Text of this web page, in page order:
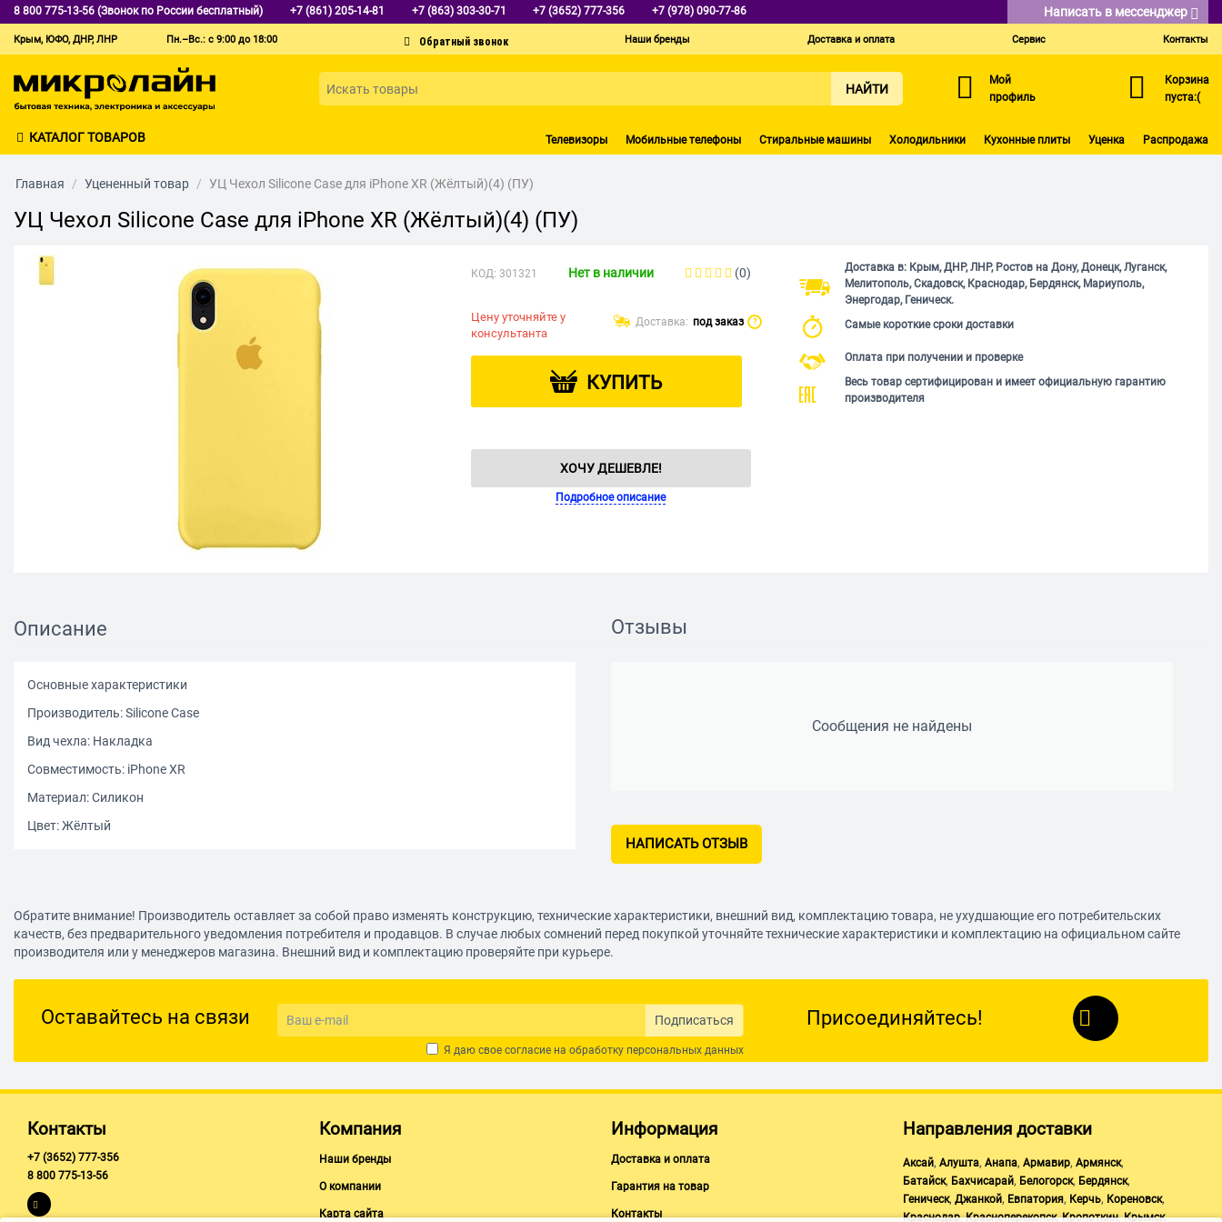
8 800 775-13-56 (Звонок по России бесплатный) +7 (861) 205-14-81 +7 (863) 303-30-71 +7 (3652) 777-356 +7 (978) 090-77-86 Написать в мессенджер
Крым, ЮФО, ДНР, ЛНР Пн.–Вс.: с 9:00 до 18:00 Наши бренды Доставка и оплата Сервис Контакты
НАЙТИ
Мой
профиль
Корзина
пуста:(
КАТАЛОГ ТОВАРОВ Телевизоры Мобильные телефоны Стиральные машины Холодильники Кухонные плиты Уценка Распродажа
Главная / Уцененный товар / УЦ Чехол Silicone Case для iPhone XR (Жёлтый)(4) (ПУ)
УЦ Чехол Silicone Case для iPhone XR (Жёлтый)(4) (ПУ)
КОД: 301321 Нет в наличии (0)
Цену уточняйте у
консультанта
Доставка: под заказ ?
КУПИТЬ
ХОЧУ ДЕШЕВЛЕ!
Подробное описание
Доставка в: Крым, ДНР, ЛНР, Ростов на Дону, Донецк, Луганск,
Мелитополь, Скадовск, Краснодар, Бердянск, Мариуполь,
Энергодар, Геническ.
Самые короткие сроки доставки
Оплата при получении и проверке
Весь товар сертифицирован и имеет официальную гарантию
производителя
Описание
Основные характеристики
Производитель: Silicone Сase
Вид чехла: Накладка
Совместимость: iPhone XR
Материал: Силикон
Цвет: Жёлтый
Отзывы
Сообщения не найдены
НАПИСАТЬ ОТЗЫВ
Обратите внимание! Производитель оставляет за собой право изменять конструкцию, технические характеристики, внешний вид, комплектацию товара, не ухудшающие его потребительских
качеств, без предварительного уведомления потребителя и продавцов. В случае любых сомнений перед покупкой уточняйте технические характеристики и комплектацию на официальном сайте
производителя или у менеджеров магазина. Внешний вид и комплектацию проверяйте при курьере.
Оставайтесь на связи Подписаться
Я даю свое согласие на обработку персональных данных
Присоединяйтесь!
Контакты
+7 (3652) 777-356
8 800 775-13-56
Компания
Наши бренды
О компании
Карта сайта
Информация
Доставка и оплата
Гарантия на товар
Контакты
Направления доставки
Аксай, Алушта, Анапа, Армавир, Армянск,
Батайск, Бахчисарай, Белогорск, Бердянск,
Геническ, Джанкой, Евпатория, Керчь, Кореновск,
Краснодар,Красноперекопск,Кропоткин,Крымск,